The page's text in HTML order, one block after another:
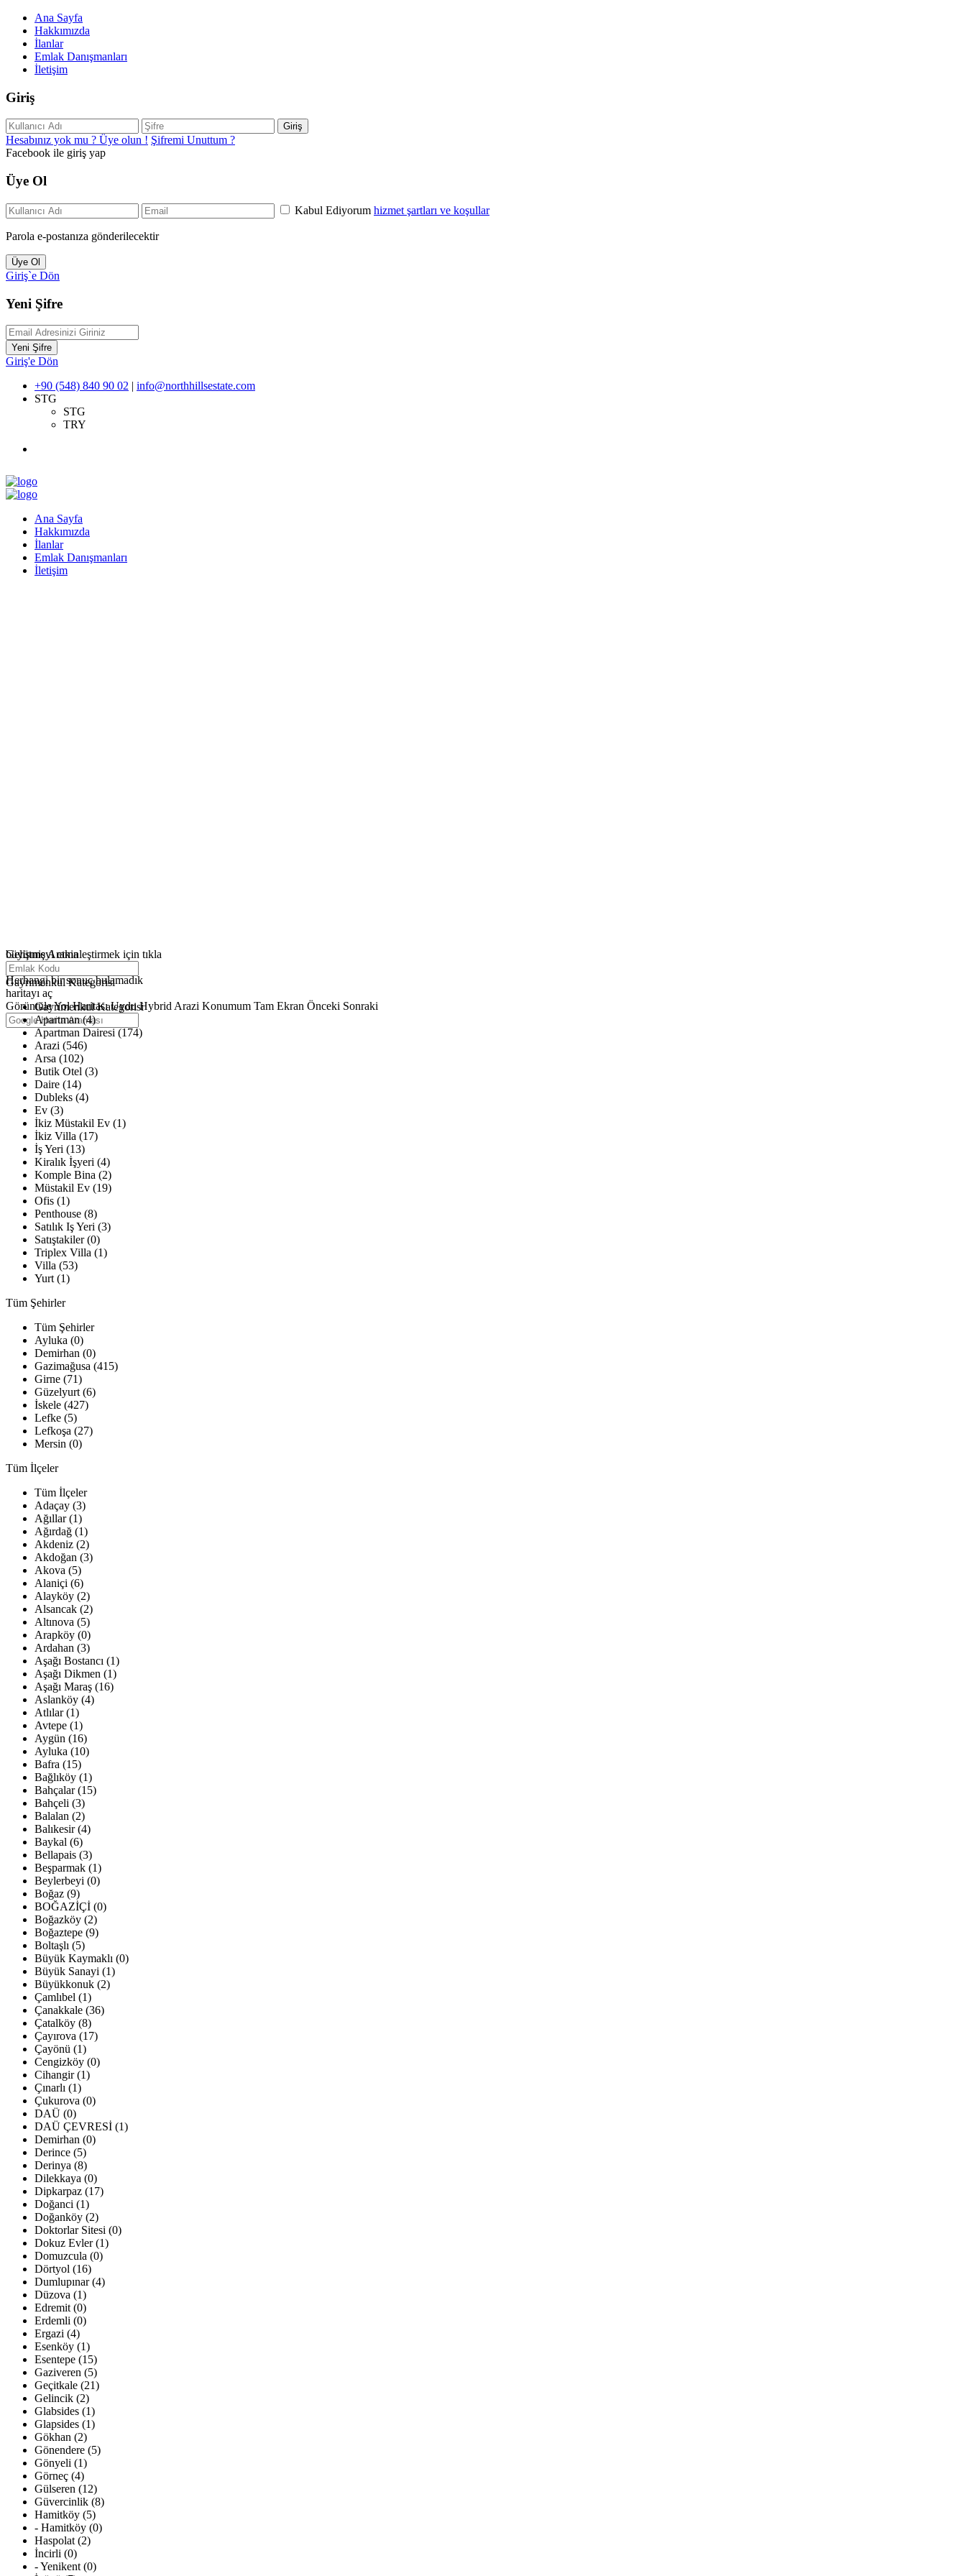
Ana Sayfa
Hakkımızda
İlanlar
Emlak Danışmanları
İletişim
Giriş
Giriş
Hesabınız yok mu ? Üye olun ! Şifremi Unuttum ?
Facebook ile giriş yap
Üye Ol
Kabul Ediyorum hizmet şartları ve koşullar
Parola e-postanıza gönderilecektir
Üye Ol
Giriş`e Dön
Yeni Şifre
Yeni Şifre
Giriş'e Dön
+90 (548) 840 90 02 | info@northhillsestate.com
STG
STG
TRY
Ana Sayfa
Hakkımızda
İlanlar
Emlak Danışmanları
İletişim
büyütmeyi etkinleştirmek için tıkla
Haritalar yükleniyor
Herhangi bir sonuç bulamadık
haritayı aç
GörüntüleYol Haritası Uydu Hybrid Arazi Konumum Tam Ekran Önceki Sonraki
Gelişmiş Arama
Gayrimenkul Kategorisi
Gayrimenkul Kategorisi
Apartman (4)
Apartman Dairesi (174)
Arazi (546)
Arsa (102)
Butik Otel (3)
Daire (14)
Dubleks (4)
Ev (3)
İkiz Müstakil Ev (1)
İkiz Villa (17)
İş Yeri (13)
Kiralık İşyeri (4)
Komple Bina (2)
Müstakil Ev (19)
Ofis (1)
Penthouse (8)
Satılık Iş Yeri (3)
Satıştakiler (0)
Triplex Villa (1)
Villa (53)
Yurt (1)
Tüm Şehirler
Tüm Şehirler
Ayluka (0)
Demirhan (0)
Gazimağusa (415)
Girne (71)
Güzelyurt (6)
İskele (427)
Lefke (5)
Lefkoşa (27)
Mersin (0)
Tüm İlçeler
Tüm İlçeler
Adaçay (3)
Ağıllar (1)
Ağırdağ (1)
Akdeniz (2)
Akdoğan (3)
Akova (5)
Alaniçi (6)
Alayköy (2)
Alsancak (2)
Altınova (5)
Arapköy (0)
Ardahan (3)
Aşağı Bostancı (1)
Aşağı Dikmen (1)
Aşağı Maraş (16)
Aslanköy (4)
Atlılar (1)
Avtepe (1)
Aygün (16)
Ayluka (10)
Bafra (15)
Bağlıköy (1)
Bahçalar (15)
Bahçeli (3)
Balalan (2)
Balıkesir (4)
Baykal (6)
Bellapais (3)
Beşparmak (1)
Beylerbeyi (0)
Boğaz (9)
BOĞAZİÇİ (0)
Boğazköy (2)
Boğaztepe (9)
Boltaşlı (5)
Büyük Kaymaklı (0)
Büyük Sanayi (1)
Büyükkonuk (2)
Çamlıbel (1)
Çanakkale (36)
Çatalköy (8)
Çayırova (17)
Çayönü (1)
Cengizköy (0)
Cihangir (1)
Çınarlı (1)
Çukurova (0)
DAÜ (0)
DAÜ ÇEVRESİ (1)
Demirhan (0)
Derince (5)
Derinya (8)
Dilekkaya (0)
Dipkarpaz (17)
Doğanci (1)
Doğanköy (2)
Doktorlar Sitesi (0)
Dokuz Evler (1)
Domuzcula (0)
Dörtyol (16)
Dumlupınar (4)
Düzova (1)
Edremit (0)
Erdemli (0)
Ergazi (4)
Esenköy (1)
Esentepe (15)
Gaziveren (5)
Geçitkale (21)
Gelincik (2)
Glabsides (1)
Glapsides (1)
Gökhan (2)
Gönendere (5)
Gönyeli (1)
Görneç (4)
Gülseren (12)
Güvercinlik (8)
Hamitköy (5)
- Hamitköy (0)
Haspolat (2)
İncirli (0)
- Yenikent (0)